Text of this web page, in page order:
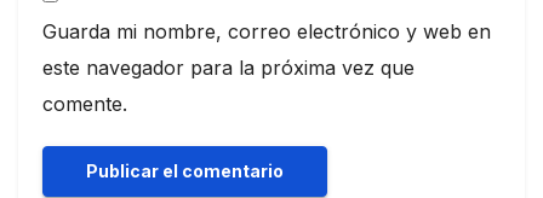
Guarda mi nombre, correo electrónico y web en
este navegador para la próxima vez que
comente.